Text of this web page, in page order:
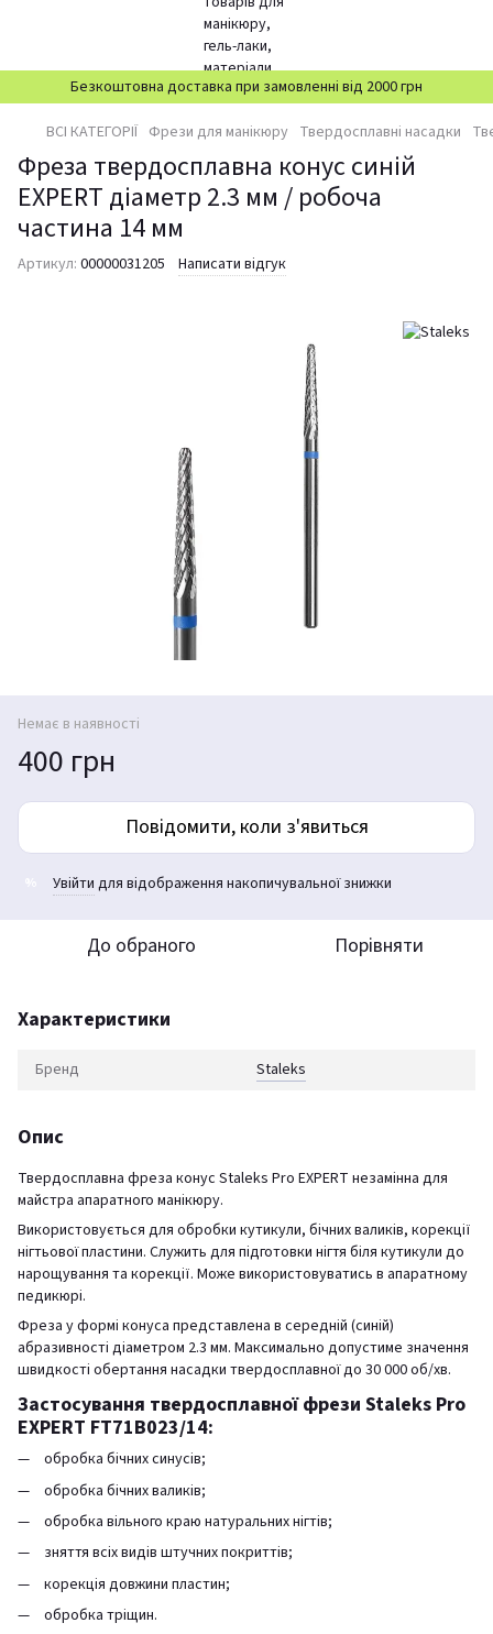
Безкоштовна доставка при замовленні від 2000 грн
ВСІ КАТЕГОРІЇ Фрези для манікюру Твердосплавні насадки
Фреза твердосплавна конус синій
EXPERT діаметр 2.3 мм / робоча
частина 14 мм
Артикул: 00000031205 Написати відгук
Немає в наявності
400 грн
Повідомити, коли з'явиться
Увійти для відображення накопичувальної знижки
До обраного Порівняти
Характеристики
Бренд Staleks
Опис
Твердосплавна фреза конус Staleks Pro EXPERT незамінна для
майстра апаратного манікюру.
Використовується для обробки кутикули, бічних валиків, корекції
нігтьової пластини. Служить для підготовки нігтя біля кутикули до
нарощування та корекції. Може використовуватись в апаратному
педикюрі.
Фреза у формі конуса представлена ​​в середній (синій)
абразивності діаметром 2.3 мм. Максимально допустиме значення
швидкості обертання насадки твердосплавної до 30 000 об/хв.
Застосування твердосплавної фрези Staleks Pro
EXPERT FT71B023/14:
обробка бічних синусів;
обробка бічних валиків;
обробка вільного краю натуральних нігтів;
зняття всіх видів штучних покриттів;
корекція довжини пластин;
обробка тріщин.